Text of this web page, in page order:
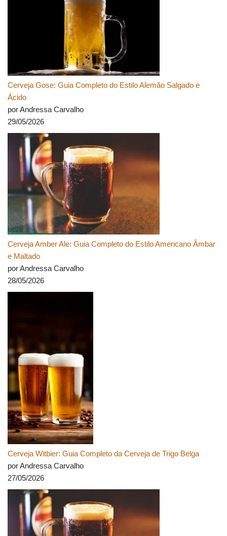
Cerveja Gose: Guia Completo do Estilo Alemão Salgado e
Ácido
por Andressa Carvalho
29/05/2026
Cerveja Amber Ale: Guia Completo do Estilo Americano Âmbar
e Maltado
por Andressa Carvalho
28/05/2026
Cerveja Witbier: Guia Completo da Cerveja de Trigo Belga
por Andressa Carvalho
27/05/2026